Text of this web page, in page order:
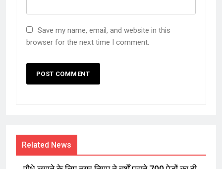
Save my name, email, and website in this
browser for the next time I comment.
Related News